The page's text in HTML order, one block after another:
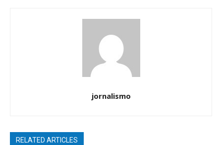
jornalismo
RELATED ARTICLES